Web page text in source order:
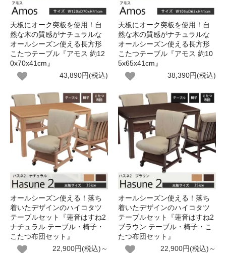
天板にオーク突板を使用！自
然な木の質感がナチュラルな
オールシーズン使える長方形
こたつテーブル『アモス 約12
0x70x41cm』
43,890円(税込)
天板にオーク突板を使用！自
然な木の質感がナチュラルな
オールシーズン使える長方形
こたつテーブル『アモス 約10
5x65x41cm』
38,390円(税込)
オールシーズン使える！落ち
着いたデザインのハイコタツ
テーブルセット『蓮音はすね2
ナチュラル テーブル・椅子・
こたつ布団セット』
22,900円(税込)～
オールシーズン使える！落ち
着いたデザインのハイコタツ
テーブルセット『蓮音はすね2
ブラウン テーブル・椅子・こ
たつ布団セット』
22,900円(税込)～